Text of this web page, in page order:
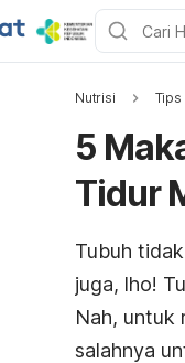
Nutrisi Tips
5
Tidur
Tubuh
juga, lho!
Nah, untuk
salahnya